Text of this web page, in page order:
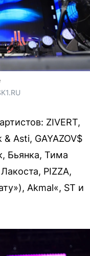
ZIVERT,
Asti, GAYAZOV$
Бьянка, Тима
PIZZA,
Akmal«, ST и